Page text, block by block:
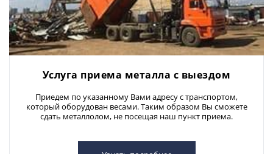
Услуга приема металла с выездом
Приедем по указанному Вами адресу с транспортом,
который оборудован весами. Таким образом Вы сможете
сдать металлолом, не посещая наш пункт приема.